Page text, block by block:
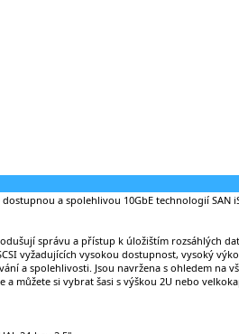
a spolehlivou 10GbE technologií SAN
správu a přístup k úložištím rozsáhlých
vyžadujících vysokou dostupnost, vysoký
a spolehlivosti. Jsou navržena s ohledem na
můžete si vybrat šasi s výškou 2U nebo